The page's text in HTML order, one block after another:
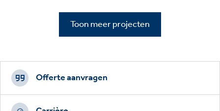
Toon meer projecten
Footer
CTAs
Offerte aanvragen